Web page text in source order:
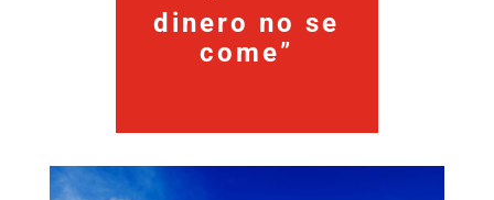
dinero no se
come”